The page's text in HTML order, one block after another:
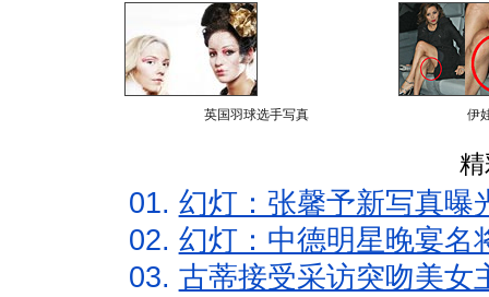
英国羽球选手写真 伊
01. 幻灯：张馨予新写真曝
02. 幻灯：中德明星晚宴名
03. 古蒂接受采访突吻美女